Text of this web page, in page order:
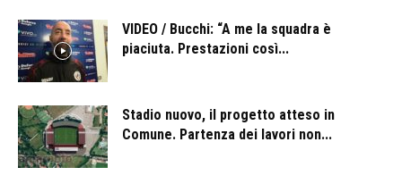
VIDEO / Bucchi: “A me la squadra è
piaciuta. Prestazioni così...
Stadio nuovo, il progetto atteso in
Comune. Partenza dei lavori non...